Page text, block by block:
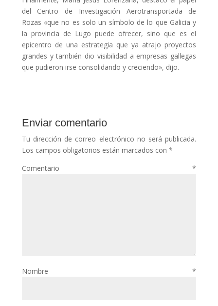
del Centro de Investigación Aerotransportada de
Rozas «que no es solo un símbolo de lo que Galicia y
la provincia de Lugo puede ofrecer, sino que es el
epicentro de una estrategia que ya atrajo proyectos
grandes y también dio visibilidad a empresas gallegas
que pudieron irse consolidando y creciendo», dijo.
Enviar comentario
Tu dirección de correo electrónico no será publicada.
Los campos obligatorios están marcados con *
Comentario*
Nombre*